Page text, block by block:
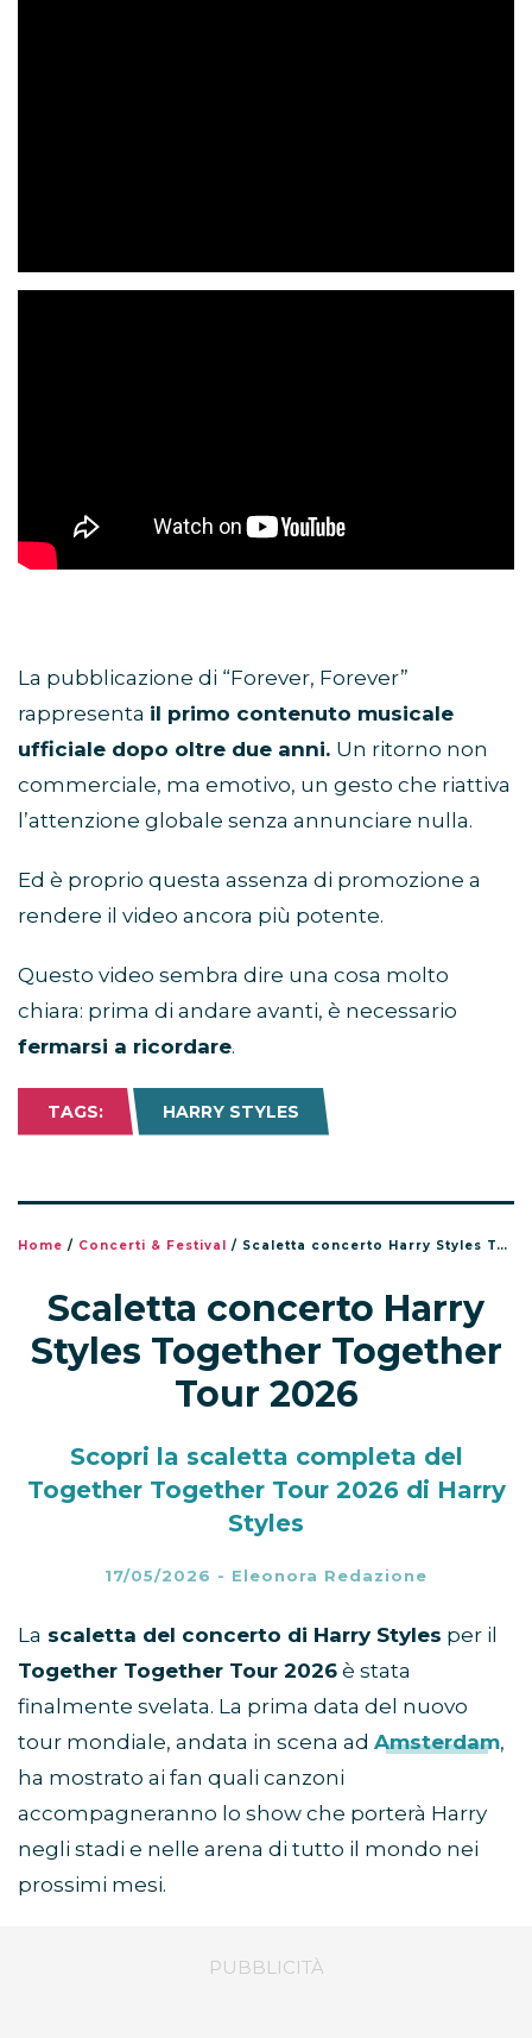
La pubblicazione di “Forever, Forever”
rappresenta il primo contenuto musicale
ufficiale dopo oltre due anni. Un ritorno non
commerciale, ma emotivo, un gesto che riattiva
l’attenzione globale senza annunciare nulla.
Ed è proprio questa assenza di promozione a
rendere il video ancora più potente.
Questo video sembra dire una cosa molto
chiara: prima di andare avanti, è necessario
fermarsi a ricordare.
TAGS: HARRY STYLES
Home / Concerti & Festival / Scaletta concerto Harry Styles Together Together Tour 2026
Scaletta concerto Harry
Styles Together Together
Tour 2026
Scopri la scaletta completa del
Together Together Tour 2026 di Harry
Styles
17/05/2026 - Eleonora Redazione
La scaletta del concerto di Harry Styles per il
Together Together Tour 2026 è stata
finalmente svelata. La prima data del nuovo
tour mondiale, andata in scena ad Amsterdam,
ha mostrato ai fan quali canzoni
accompagneranno lo show che porterà Harry
negli stadi e nelle arena di tutto il mondo nei
prossimi mesi.